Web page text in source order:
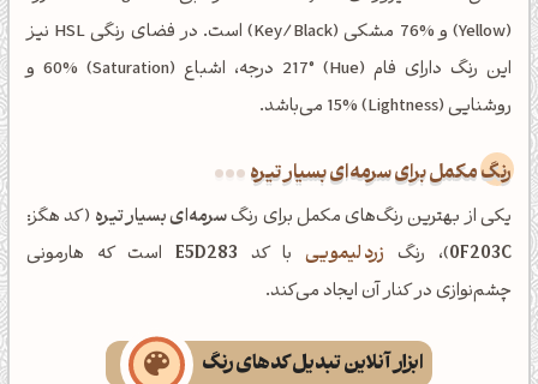
(Yellow) و %76 مشکی (Key/Black) است. در فضای رنگی HSL نیز
این رنگ دارای فام (Hue) 217° درجه، اشباع (Saturation) 60% و
روشنایی (Lightness) 15% می‌باشد.
رنگ مکمل برای سرمه‌ای بسیار تیره
یکی از بهترین رنگ‌های مکمل برای رنگسرمه‌ای بسیار تیره (کد هگز:
0F203C)، رنگ زرد لیمویی با کد E5D283 است که هارمونی
چشم‌نوازی در کنار آن ایجاد می‌کند.
ابزار آنلاین تبدیل کدهای رنگ